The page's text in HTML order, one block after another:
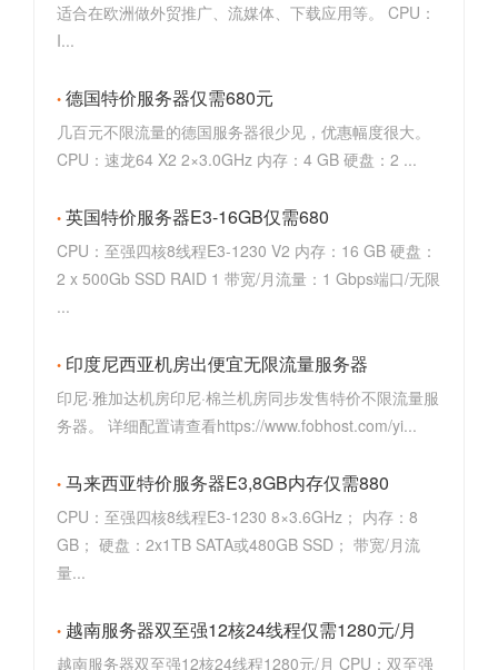
适合在欧洲做外贸推广、流媒体、下载应用等。 CPU：
I...
德国特价服务器仅需680元
几百元不限流量的德国服务器很少见，优惠幅度很大。
CPU：速龙64 X2 2×3.0GHz 内存：4 GB 硬盘：2 ...
英国特价服务器E3-16GB仅需680
CPU：至强四核8线程E3-1230 V2 内存：16 GB 硬盘：
2 x 500Gb SSD RAID 1 带宽/月流量：1 Gbps端口/无限
...
印度尼西亚机房出便宜无限流量服务器
印尼·雅加达机房印尼·棉兰机房同步发售特价不限流量服
务器。 详细配置请查看https://www.fobhost.com/yi...
马来西亚特价服务器E3,8GB内存仅需880
CPU：至强四核8线程E3-1230 8×3.6GHz； 内存：8
GB； 硬盘：2x1TB SATA或480GB SSD； 带宽/月流
量...
越南服务器双至强12核24线程仅需1280元/月
越南服务器双至强12核24线程1280元/月 CPU：双至强